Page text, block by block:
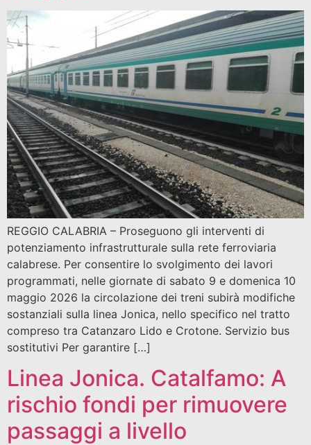
REGGIO CALABRIA – Proseguono gli interventi di
potenziamento infrastrutturale sulla rete ferroviaria
calabrese. Per consentire lo svolgimento dei lavori
programmati, nelle giornate di sabato 9 e domenica 10
maggio 2026 la circolazione dei treni subirà modifiche
sostanziali sulla linea Jonica, nello specifico nel tratto
compreso tra Catanzaro Lido e Crotone. Servizio bus
sostitutivi Per garantire […]
Linea Jonica. Catalfamo: A
rischio fondi per rimuovere
passaggi a livello